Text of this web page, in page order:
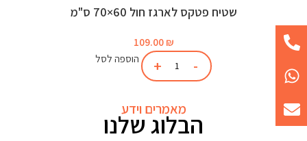
שטיח פטקס לארגז חול 60×70 ס"מ
109.00 ₪
הוספה לסל
מאמרים וידע
הבלוג שלנו